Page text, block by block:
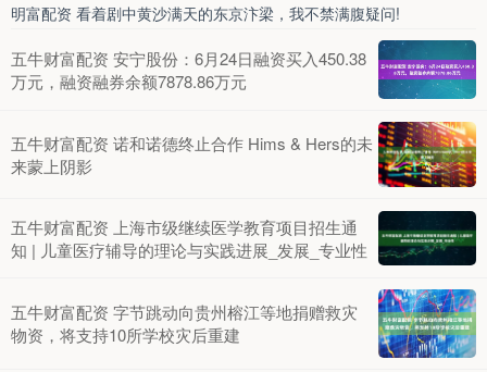
明富配资 看着剧中黄沙满天的东京汴梁，我不禁满腹疑问!
五牛财富配资 安宁股份：6月24日融资买入450.38
万元，融资融券余额7878.86万元
五牛财富配资 诺和诺德终止合作 Hims & Hers的未
来蒙上阴影
五牛财富配资 上海市级继续医学教育项目招生通
知 | 儿童医疗辅导的理论与实践进展_发展_专业性
五牛财富配资 字节跳动向贵州榕江等地捐赠救灾
物资，将支持10所学校灾后重建